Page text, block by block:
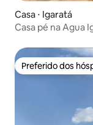
Casa ⋅ Igaratá
Casa pé na Agua
Preferido dos
Preferido dos